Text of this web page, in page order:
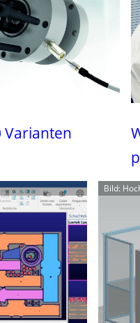
Varianten
Bild: